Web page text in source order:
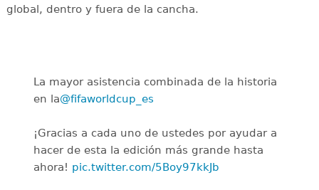
global, dentro y fuera de la cancha.
La mayor asistencia combinada de la historia
en la@fifaworldcup_es
¡Gracias a cada uno de ustedes por ayudar a
hacer de esta la edición más grande hasta
ahora! pic.twitter.com/5Boy97kkJb